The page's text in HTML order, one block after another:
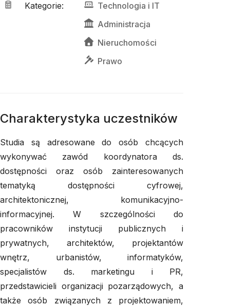
Kategorie: Technologia i IT
Administracja
Nieruchomości
Prawo
Charakterystyka uczestników
Studia są adresowane do osób chcących
wykonywać zawód koordynatora ds.
dostępności oraz osób zainteresowanych
tematyką dostępności cyfrowej,
architektonicznej, komunikacyjno-
informacyjnej. W szczególności do
pracowników instytucji publicznych i
prywatnych, architektów, projektantów
wnętrz, urbanistów, informatyków,
specjalistów ds. marketingu i PR,
przedstawicieli organizacji pozarządowych, a
także osób związanych z projektowaniem,